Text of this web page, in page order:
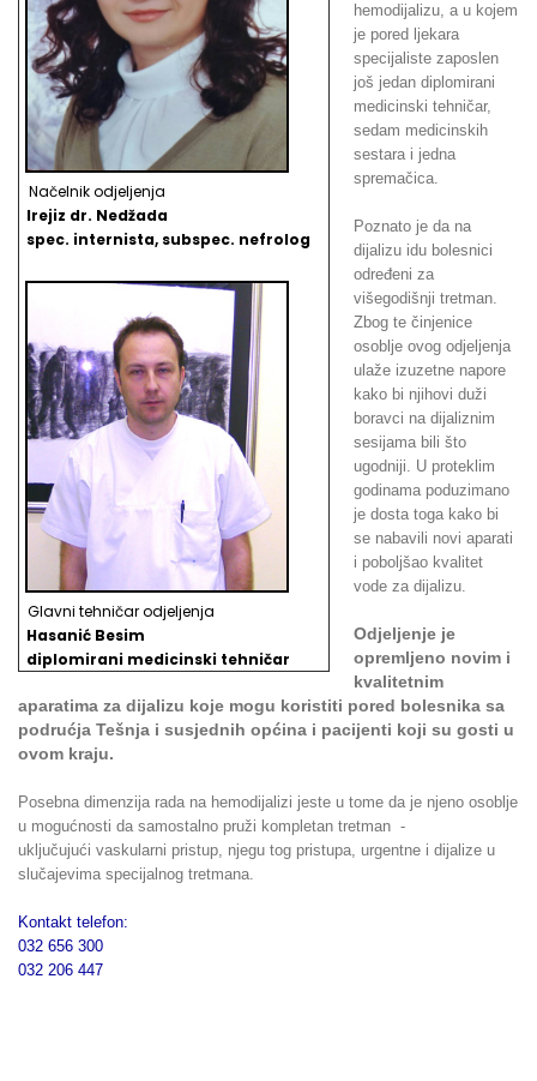
Načelnik odjeljenja
Irejiz dr. Nedžada
spec. internista, subspec. nefrolog
Glavni tehničar odjeljenja
Hasanić Besim
diplomirani medicinski tehničar
hemodijalizu, a u kojem
je pored ljekara
specijaliste zaposlen
još jedan diplomirani
medicinski tehničar,
sedam medicinskih
sestara i jedna
spremačica.
Poznato je da na
dijalizu idu bolesnici
određeni za
višegodišnji tretman.
Zbog te činjenice
osoblje ovog odjeljenja
ulaže izuzetne napore
kako bi njihovi duži
boravci na dijaliznim
sesijama bili što
ugodniji. U proteklim
godinama poduzimano
je dosta toga kako bi
se nabavili novi aparati
i poboljšao kvalitet
vode za dijalizu.
Odjeljenje je
opremljeno novim i
kvalitetnim
aparatima za dijalizu koje mogu koristiti pored bolesnika sa
podrućja Tešnja i susjednih općina i pacijenti koji su gosti u
ovom kraju.
Posebna dimenzija rada na hemodijalizi jeste u tome da je njeno osoblje
u mogućnosti da samostalno pruži kompletan tretman -
uključujući vaskularni pristup, njegu tog pristupa, urgentne i dijalize u
slučajevima specijalnog tretmana.
Kontakt telefon:
032 656 300
032 206 447